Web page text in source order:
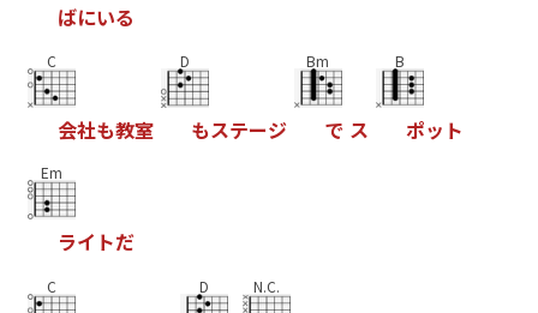
ばにいる
C
会社も教室
D
もステージ
Bm
で ス
B
ポッ ト
Em
ライ トだ
C D N.C.